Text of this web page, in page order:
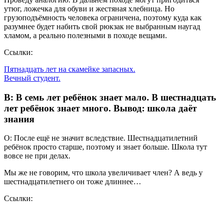
утюг, ложечка для обуви и жестяная хлебница. Но
грузоподъёмность человека ограничена, поэтому куда как
разумнее будет набить свой рюкзак не выбранным наугад
хламом, а реально полезными в походе вещами.
Ссылки:
Пятнадцать лет на скамейке запасных.
Вечный студент.
В: В семь лет ребёнок знает мало. В шестнадцать
лет ребёнок знает много. Вывод: школа даёт
знания
О: После ещё не значит вследствие. Шестнадцатилетний
ребёнок просто старше, поэтому и знает больше. Школа тут
вовсе не при делах.
Мы же не говорим, что школа увеличивает член? А ведь у
шестнадцатилетнего он тоже длиннее…
Ссылки: